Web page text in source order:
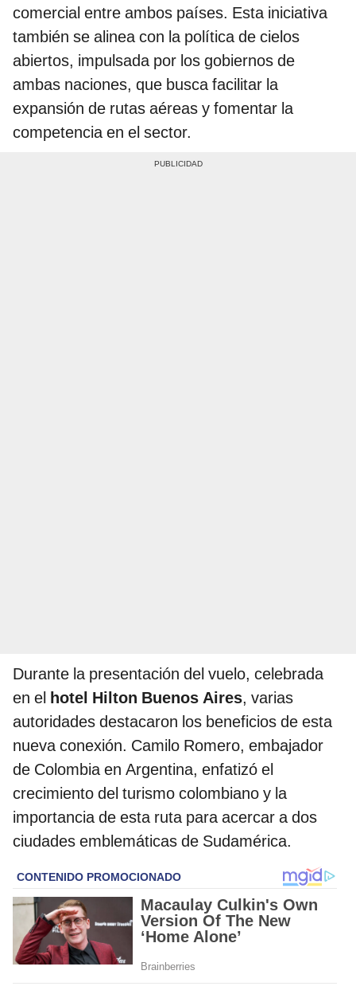
comercial entre ambos países. Esta iniciativa
también se alinea con la política de cielos
abiertos, impulsada por los gobiernos de
ambas naciones, que busca facilitar la
expansión de rutas aéreas y fomentar la
competencia en el sector.
Durante la presentación del vuelo, celebrada
en el hotel Hilton Buenos Aires, varias
autoridades destacaron los beneficios de esta
nueva conexión. Camilo Romero, embajador
de Colombia en Argentina, enfatizó el
crecimiento del turismo colombiano y la
importancia de esta ruta para acercar a dos
ciudades emblemáticas de Sudamérica.